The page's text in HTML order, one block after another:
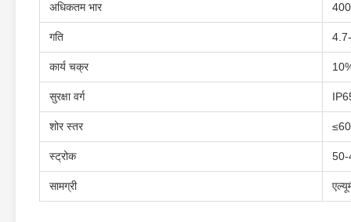
अधिकतम भार
गति
कार्य चक्र
सुरक्षा वर्ग
शोर स्तर
स्ट्रोक 50-
सामग्री